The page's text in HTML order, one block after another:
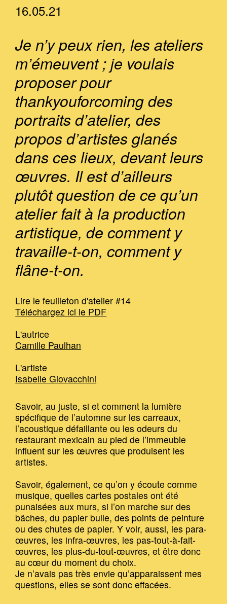
16.05.21
Je n’y peux rien, les ateliers
m’émeuvent ; je voulais
proposer pour
thankyouforcoming des
portraits d’atelier, des
propos d’artistes glanés
dans ces lieux, devant leurs
œuvres. Il est d’ailleurs
plutôt question de ce qu’un
atelier fait à la production
artistique, de comment y
travaille-t-on, comment y
flâne-t-on.
Lire le feuilleton d'atelier #14
Téléchargez ici le PDF
L'autrice
Camille Paulhan
L'artiste
Isabelle Giovacchini
Savoir, au juste, si et comment la lumière
spécifique de l’automne sur les carreaux,
l’acoustique défaillante ou les odeurs du
restaurant mexicain au pied de l’immeuble
influent sur les œuvres que produisent les
artistes.
Savoir, également, ce qu’on y écoute comme
musique, quelles cartes postales ont été
punaisées aux murs, si l’on marche sur des
bâches, du papier bulle, des points de peinture
ou des chutes de papier. Y voir, aussi, les para-
œuvres, les infra-œuvres, les pas-tout-à-fait-
œuvres, les plus-du-tout-œuvres, et être donc
au cœur du moment du choix.
Je n’avais pas très envie qu’apparaissent mes
questions, elles se sont donc effacées.